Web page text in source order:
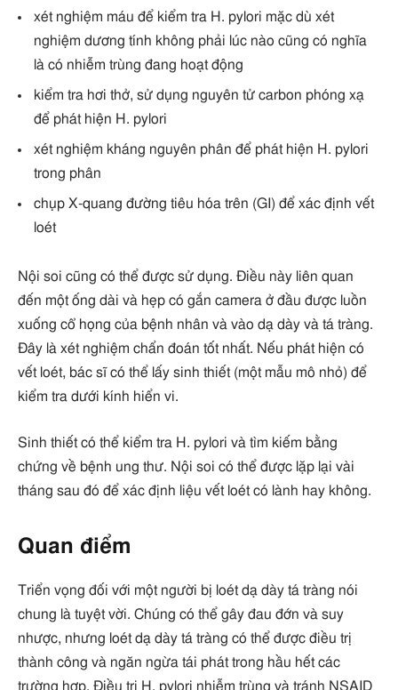
xét nghiệm máu để kiểm tra H. pylori mặc dù xét
nghiệm dương tính không phải lúc nào cũng có nghĩa
là có nhiễm trùng đang hoạt động
kiểm tra hơi thở, sử dụng nguyên tử carbon phóng xạ
để phát hiện H. pylori
xét nghiệm kháng nguyên phân để phát hiện H. pylori
trong phân
chụp X-quang đường tiêu hóa trên (GI) để xác định vết
loét
Nội soi cũng có thể được sử dụng. Điều này liên quan
đến một ống dài và hẹp có gắn camera ở đầu được luồn
xuống cổ họng của bệnh nhân và vào dạ dày và tá tràng.
Đây là xét nghiệm chẩn đoán tốt nhất. Nếu phát hiện có
vết loét, bác sĩ có thể lấy sinh thiết (một mẫu mô nhỏ) để
kiểm tra dưới kính hiển vi.
Sinh thiết có thể kiểm tra H. pylori và tìm kiếm bằng
chứng về bệnh ung thư. Nội soi có thể được lặp lại vài
tháng sau đó để xác định liệu vết loét có lành hay không.
Quan điểm
Triển vọng đối với một người bị loét dạ dày tá tràng nói
chung là tuyệt vời. Chúng có thể gây đau đớn và suy
nhược, nhưng loét dạ dày tá tràng có thể được điều trị
thành công và ngăn ngừa tái phát trong hầu hết các
trường hợp. Điều trị H. pylori nhiễm trùng và tránh NSAID